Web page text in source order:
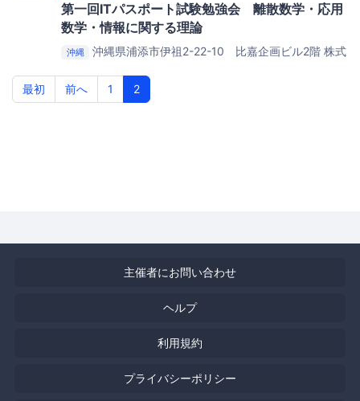
第一回ITパスポート試験勉強会 離散数学・応用
数学・情報に関する理論
沖縄 沖縄県浦添市伊祖2-22-10 比嘉企画ビル2階 株式
最初
前へ 1 2
主催者にお問い合わせ
ヘルプ
利用規約
プライバシーポリシー